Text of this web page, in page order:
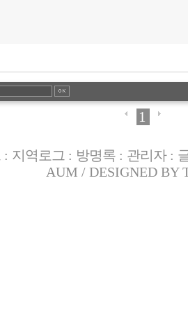
1
: 지역로그 : 방명록 : 관리자:
AUM / DESIGNED BY